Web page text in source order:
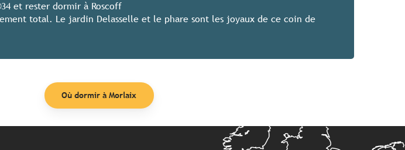
et rester dormir à Roscoff
total. Le jardin Delasselle et le phare sont les joyaux de ce coin de
Où dormir à Morlaix